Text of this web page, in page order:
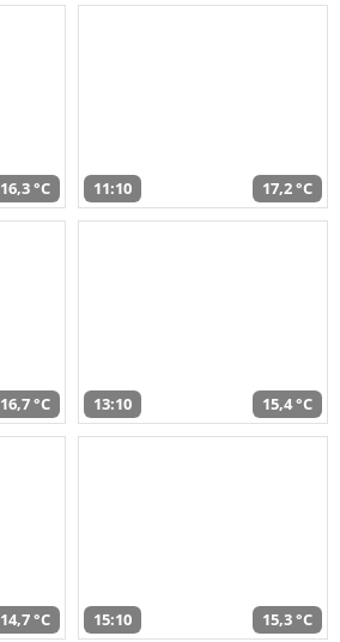
16,3 °C 11:10 17,2 °C
16,7 °C 13:10 15,4 °C
14,7 °C 15:10 15,3 °C